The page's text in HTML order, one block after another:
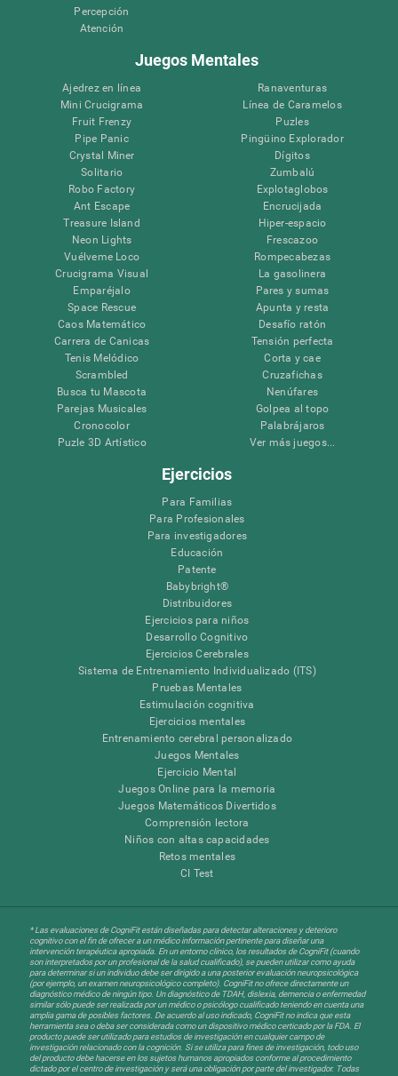
Percepción
Atención
Juegos Mentales
Ajedrez en línea
Mini Crucigrama
Fruit Frenzy
Pipe Panic
Crystal Miner
Solitario
Robo Factory
Ant Escape
Treasure Island
Neon Lights
Vuélveme Loco
Crucigrama Visual
Emparéjalo
Space Rescue
Caos Matemático
Carrera de Canicas
Tenis Melódico
Scrambled
Busca tu Mascota
Parejas Musicales
Cronocolor
Puzle 3D Artístico
Ranaventuras
Línea de Caramelos
Puzles
Pingüino Explorador
Dígitos
Zumbalú
Explotaglobos
Encrucijada
Hiper-espacio
Frescazoo
Rompecabezas
La gasolinera
Pares y sumas
Apunta y resta
Desafío ratón
Tensión perfecta
Corta y cae
Cruzafichas
Nenúfares
Golpea al topo
Palabrájaros
Ver más juegos...
Ejercicios
Para Familias
Para Profesionales
Para investigadores
Educación
Patente
Babybright®
Distribuidores
Ejercicios para niños
Desarrollo Cognitivo
Ejercicios Cerebrales
Sistema de Entrenamiento Individualizado (ITS)
Pruebas Mentales
Estimulación cognitiva
Ejercicios mentales
Entrenamiento cerebral personalizado
Juegos Mentales
Ejercicio Mental
Juegos Online para la memoria
Juegos Matemáticos Divertidos
Comprensión lectora
Niños con altas capacidades
Retos mentales
CI Test
* Las evaluaciones de CogniFit están diseñadas para detectar alteraciones y deterioro
cognitivo con el fin de ofrecer a un médico información pertinente para diseñar una
intervención terapéutica apropiada. En un entorno clínico, los resultados de CogniFit (cuando
son interpretados por un profesional de la salud cualificado), se pueden utilizar como ayuda
para determinar si un individuo debe ser dirigido a una posterior evaluación neuropsicológica
(por ejemplo, un examen neuropsicológico completo). CogniFit no ofrece directamente un
diagnóstico médico de ningún tipo. Un diagnóstico de TDAH, dislexia, demencia o enfermedad
similar sólo puede ser realizada por un médico o psicólogo cualificado teniendo en cuenta una
amplia gama de posibles factores. De acuerdo al uso indicado, CogniFit no indica que esta
herramienta sea o deba ser considerada como un dispositivo médico certicado por la FDA. El
producto puede ser utilizado para estudios de investigación en cualquier campo de
investigación relacionado con la cognición. Si se utiliza para fines de investigación, todo uso
del producto debe hacerse en los sujetos humanos apropiados conforme al procedimiento
dictado por el centro de investigación y será una obligación por parte del investigador. Todas